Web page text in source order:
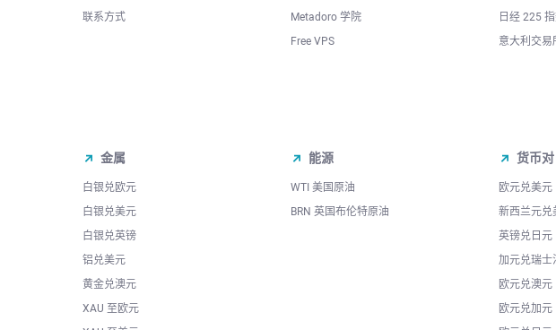
联系方式
Metadoro 学院
Free VPS
日经 225
意大利交易
金属
白银兑欧元
白银兑美元
白银兑英镑
铝兑美元
黄金兑澳元
XAU 至欧元
能源
WTI 美国原油
BRN 英国布伦特原油
货币对
欧元兑美元
新西兰元兑
英镑兑日元
加元兑瑞士
欧元兑澳元
欧元兑加元